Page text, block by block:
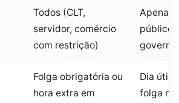
Todos (CLT,
servidor, comércio
com restrição)
Apenas
Folga obrigatória ou
hora extra em
Dia útil
folga